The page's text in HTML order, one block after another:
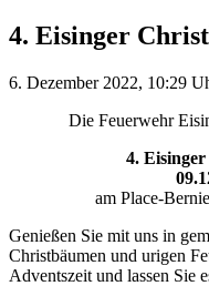
4. Eisinger
6. Dezember 2022, 10:29
Die Feuerwehr
4.
am Place-
Genießen Sie mit uns in
Christbäumen und urigen
Adventszeit und lassen Sie